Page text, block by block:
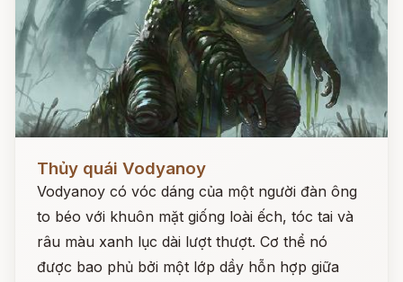
Thủy quái Vodyanoy
Vodyanoy có vóc dáng của một người đàn ông
to béo với khuôn mặt giống loài ếch, tóc tai và
râu màu xanh lục dài lượt thượt. Cơ thể nó
được bao phủ bởi một lớp dầy hỗn hợp giữa